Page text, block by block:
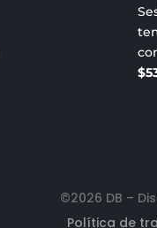
©2026 DB –
Política de